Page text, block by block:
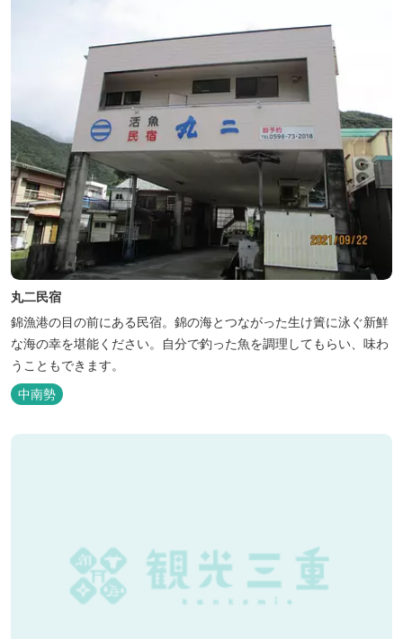
丸二民宿
錦漁港の目の前にある民宿。錦の海とつながった生け簀に泳ぐ新鮮
な海の幸を堪能ください。自分で釣った魚を調理してもらい、味わ
うこともできます。
中南勢